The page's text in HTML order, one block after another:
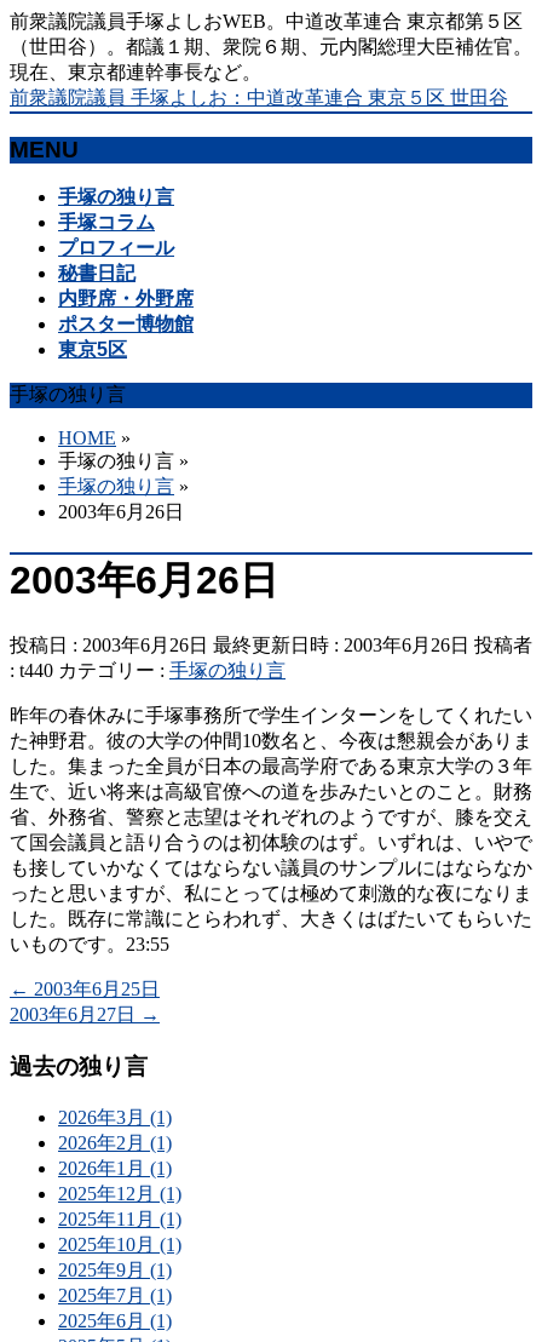
前衆議院議員手塚よしおWEB。中道改革連合 東京都第５区
（世田谷）。都議１期、衆院６期、元内閣総理大臣補佐官。
現在、東京都連幹事長など。
前衆議院議員 手塚よしお：中道改革連合 東京５区 世田谷
MENU
手塚の独り言
手塚コラム
プロフィール
秘書日記
内野席・外野席
ポスター博物館
東京5区
手塚の独り言
HOME »
手塚の独り言 »
手塚の独り言 »
2003年6月26日
2003年6月26日
投稿日 : 2003年6月26日 最終更新日時 : 2003年6月26日 投稿者
: t440 カテゴリー : 手塚の独り言
昨年の春休みに手塚事務所で学生インターンをしてくれたい
た神野君。彼の大学の仲間10数名と、今夜は懇親会がありま
した。集まった全員が日本の最高学府である東京大学の３年
生で、近い将来は高級官僚への道を歩みたいとのこと。財務
省、外務省、警察と志望はそれぞれのようですが、膝を交え
て国会議員と語り合うのは初体験のはず。いずれは、いやで
も接していかなくてはならない議員のサンプルにはならなか
ったと思いますが、私にとっては極めて刺激的な夜になりま
した。既存に常識にとらわれず、大きくはばたいてもらいた
いものです。23:55
← 2003年6月25日
2003年6月27日
→
過去の独り言
2026年3月 (1)
2026年2月 (1)
2026年1月 (1)
2025年12月 (1)
2025年11月 (1)
2025年10月 (1)
2025年9月 (1)
2025年7月 (1)
2025年6月 (1)